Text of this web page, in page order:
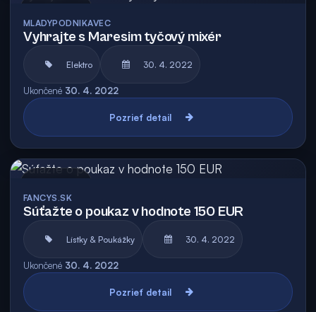
MLADYPODNIKAVEC
Vyhrajte s Maresim tyčový mixér
Elektro 30. 4. 2022
Ukončené 30. 4. 2022
Pozrieť detail
FANCYS.SK
Súťažte o poukaz v hodnote 150 EUR
Lístky & Poukážky 30. 4. 2022
Ukončené 30. 4. 2022
Pozrieť detail